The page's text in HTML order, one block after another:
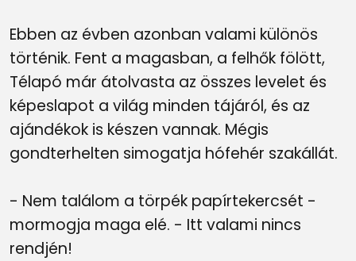
Ebben az évben azonban valami különös
történik. Fent a magasban, a felhők fölött,
Télapó már átolvasta az összes levelet és
képeslapot a világ minden tájáról, és az
ajándékok is készen vannak. Mégis
gondterhelten simogatja hófehér szakállát.
- Nem találom a törpék papírtekercsét -
mormogja maga elé. - Itt valami nincs
rendjén!